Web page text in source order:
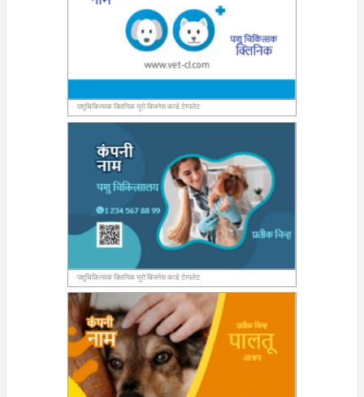
पशुचिकित्सक क्लिनिक यूरो बिजनेस कार्ड टेम्पलेट
पशुचिकित्सक क्लिनिक यूरो बिजनेस कार्ड टेम्पलेट